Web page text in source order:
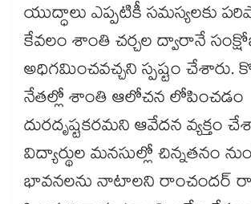
యుద్ధాలు ఎప్పటికీ సమస్యలకు
కేవలం శాంతి చర్చల ద్వారానే
అధిగమించవచ్చని స్పష్టం చేశారు.
నేతల్లో శాంతి ఆలోచన లోపించడం
దురదృష్టకరమని ఆవేదన వ్యక్తం
విద్యార్థుల మనసుల్లో చిన్నతనం
భావనలను నాటాలని రాంచందర్